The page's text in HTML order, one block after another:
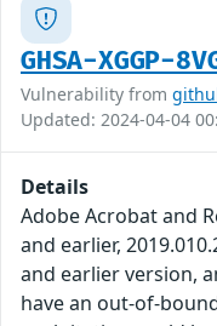
GHSA-XGGP-
Vulnerability from
Updated: 2024-04-04
Details
Adobe Acrobat and
and earlier,
and earlier version,
have an out-of-